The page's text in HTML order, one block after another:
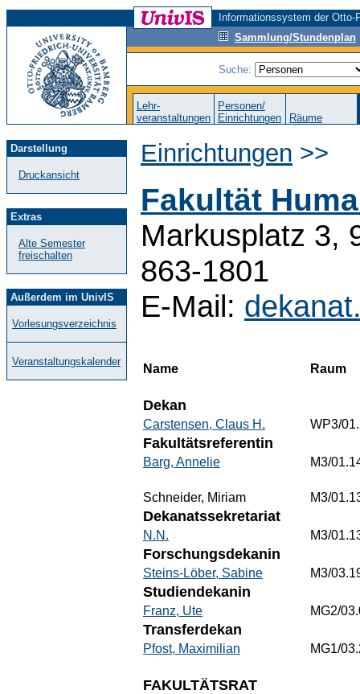
Informationssystem der
Sammlung/Stundenplan
Suche:
Lehr-
veranstaltungen
Personen/
Einrichtungen
Räume
Darstellung
Druckansicht
Extras
Alte Semester
freischalten
Außerdem im UnivIS
Vorlesungsverzeichnis
Veranstaltungskalender
Einrichtungen >>
Fakultät
Markusplatz 3,
863-1801
E-Mail:
Name Raum
Dekan
Carstensen, Claus H. WP3/
Fakultätsreferentin
Barg, Annelie M3/
Schneider, Miriam M3/
Dekanatssekretariat
N.N. M3/
Forschungsdekanin
Steins-Löber, Sabine M3/
Studiendekanin
Franz, Ute MG2/
Transferdekan
Pfost, Maximilian MG1/
FAKULTÄTSRAT